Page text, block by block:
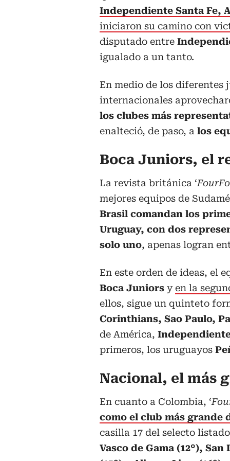
Independiente Santa Fe,
iniciaron su camino con
disputado entre
igualado a un tanto.
En medio de los diferentes
internacionales
los clubes más
enalteció, de paso, a los
Boca Juniors, el
La revista británica ‘
mejores equipos de
Brasil comandan los
Uruguay, con dos
solo uno, apenas logran
En este orden de ideas, el
Boca Juniors yen la
ellos, sigue un quinteto
Corinthians, Sao Paulo,
de América,
primeros, los uruguayos
Nacional, el más
En cuanto a Colombia, ‘
como el club más grande
casilla 17 del selecto
Vasco de Gama (12°),